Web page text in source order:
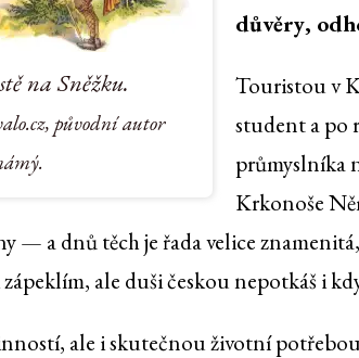
na Sněžku.
původní autor
důvěry,
Touristou v
student a po
průmyslníka
Krkonoše
— a dnů těch je řada velice
ale duši českou nepotkáš i
ale i skutečnou životní potřebou